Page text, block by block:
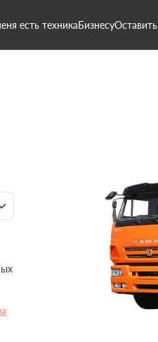
есть техникаБизнесу